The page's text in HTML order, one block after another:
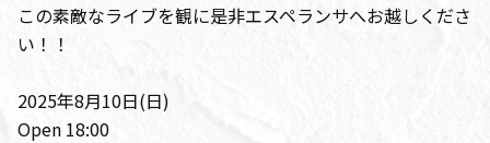
この素敵なライブを観に是非エスペランサへお越しくださ
い！！
2025年8月10日(日)
Open 18:00